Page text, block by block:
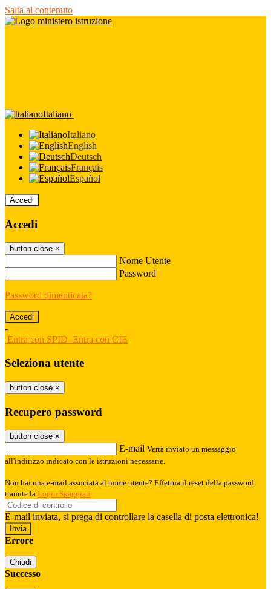
Salta al contenuto
Italiano
Italiano
English
Deutsch
Français
Español
Accedi
Accedi
button close ×
Nome Utente
Password
Password dimenticata?
-
Entra con SPID Entra con CIE
Seleziona utente
button close ×
Recupero password
button close ×
E-mail Verrà inviato un messaggio
all'indirizzo indicato con le istruzioni necessarie.
Non hai una e-mail associata al nome utente? Effettua il reset della password
tramite la Login Spaggiari
E-mail inviata, si prega di controllare la casella di posta elettronica!
Errore
Chiudi
Successo